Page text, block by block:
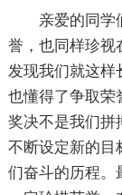
亲爱的同学
誉，也同样珍视
发现我们就这样
也懂得了争取荣
奖决不是我们拼
不断设定新的目
们奋斗的历程。